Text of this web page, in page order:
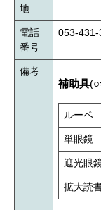
地
電話
番号
053-431-
備考
補助具
ルーペ
単眼鏡
遮光眼
拡大読